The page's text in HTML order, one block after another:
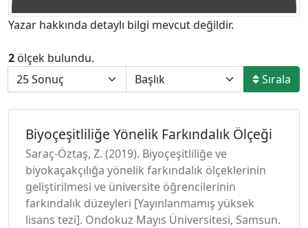
Yazar hakkında detaylı bilgi mevcut değildir.
2 ölçek bulundu.
Sırala
Biyoçeşitliliğe Yönelik Farkındalık Ölçeği
Saraç-Öztaş, Z. (2019). Biyoçeşitliliğe ve
biyokaçakçılığa yönelik farkındalık ölçeklerinin
geliştirilmesi ve üniversite öğrencilerinin
farkındalık düzeyleri [Yayınlanmamış yüksek
lisans tezi]. Ondokuz Mayıs Üniversitesi, Samsun.